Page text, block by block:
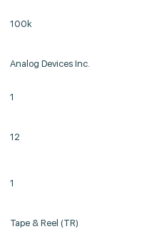
100k
Analog Devices Inc.
1
12
1
Tape & Reel (TR)